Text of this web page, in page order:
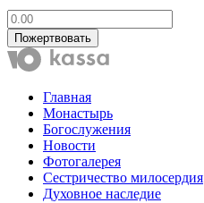
Пожертвовать
Главная
Монастырь
Богослужения
Новости
Фотогалерея
Сестричество милосердия
Духовное наследие